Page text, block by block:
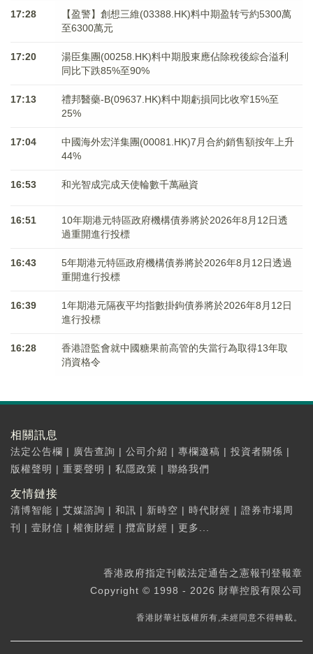
17:28
【盈警】創想三維(03388.HK)料中期盈转亏約5300萬
至6300萬元
17:20
湯臣集團(00258.HK)料中期股東應佔除稅後綜合溢利
同比下跌85%至90%
17:13
禮邦醫藥-B(09637.HK)料中期虧損同比收窄15%至
25%
17:04
中國海外宏洋集團(00081.HK)7月合約銷售額按年上升
44%
16:53 和光智成完成天使輪數千萬融資
16:51
10年期港元特區政府機構債券將於2026年8月12日透
過重開進行投標
16:43
5年期港元特區政府機構債券將於2026年8月12日透過
重開進行投標
16:39
1年期港元隔夜平均指數掛鉤債券將於2026年8月12日
進行投標
16:28
香港證監會就中國糖果前高管的失當行為取得13年取
消資格令
相關訊息
法定公告欄 | 廣告查詢 | 公司介紹 | 專欄邀稿 | 投資者關係 |
版權聲明 | 重要聲明 | 私隱政策 | 聯絡我們
友情鏈接
清博智能 | 艾媒諮詢 | 和訊 | 新時空 | 時代財經 | 證券市場周
刊
| 壹財信 | 權衡財經 | 攬富財經 | 更多...
香港政府指定刊載法定通告之憲報刊登報章
Copyright © 1998 - 2026 財華控股有限公司
香港財華社版權所有,未經同意不得轉載。